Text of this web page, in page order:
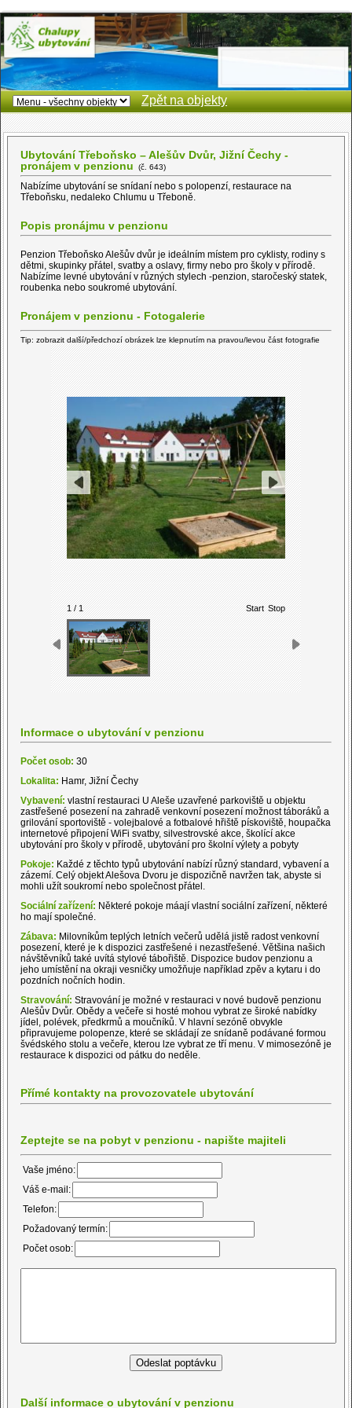
Zpět na objekty
Ubytování Třeboňsko – Alešův Dvůr, Jižní Čechy -
pronájem v penzionu (č. 643)
Nabízíme ubytování se snídaní nebo s polopenzí, restaurace na
Třeboňsku, nedaleko Chlumu u Třeboně.
Popis pronájmu v penzionu
Penzion Třeboňsko Alešův dvůr je ideálním místem pro cyklisty, rodiny s
dětmi, skupinky přátel, svatby a oslavy, firmy nebo pro školy v přírodě.
Nabízíme levné ubytování v různých stylech -penzion, staročeský statek,
roubenka nebo soukromé ubytování.
Pronájem v penzionu - Fotogalerie
Tip: zobrazit další/předchozí obrázek lze klepnutím na pravou/levou část fotografie
1 / 1 Start Stop
Informace o ubytování v penzionu
Počet osob: 30
Lokalita: Hamr, Jižní Čechy
Vybavení: vlastní restauraci U Aleše uzavřené parkoviště u objektu
zastřešené posezení na zahradě venkovní posezení možnost táboráků a
grilování sportoviště - volejbalové a fotbalové hřiště pískoviště, houpačka
internetové připojení WiFi svatby, silvestrovské akce, školící akce
ubytování pro školy v přírodě, ubytování pro školní výlety a pobyty
Pokoje: Každé z těchto typů ubytování nabízí různý standard, vybavení a
zázemí. Celý objekt Alešova Dvoru je dispozičně navržen tak, abyste si
mohli užít soukromí nebo společnost přátel.
Sociální zařízení: Některé pokoje máají vlastní sociální zařízení, některé
ho mají společné.
Zábava: Milovníkům teplých letních večerů udělá jistě radost venkovní
posezení, které je k dispozici zastřešené i nezastřešené. Většina našich
návštěvníků také uvítá stylové tábořiště. Dispozice budov penzionu a
jeho umístění na okraji vesničky umožňuje například zpěv a kytaru i do
pozdních nočních hodin.
Stravování: Stravování je možné v restauraci v nové budově penzionu
Alešův Dvůr. Obědy a večeře si hosté mohou vybrat ze široké nabídky
jídel, polévek, předkrmů a moučníků. V hlavní sezóně obvykle
připravujeme polopenze, které se skládají ze snídaně podávané formou
švédského stolu a večeře, kterou lze vybrat ze tří menu. V mimosezóně je
restaurace k dispozici od pátku do neděle.
Přímé kontakty na provozovatele ubytování
Zeptejte se na pobyt v penzionu - napište majiteli
Vaše jméno:
Váš e-mail:
Telefon:
Požadovaný termín:
Počet osob:
Další informace o ubytování v penzionu